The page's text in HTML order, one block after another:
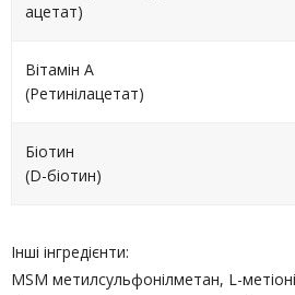
ацетат)
Вітамін А
(Ретинілацетат)
Біотин
(D-біотин)
Інші інгредієнти:
MSM метилсульфонілметан, L-